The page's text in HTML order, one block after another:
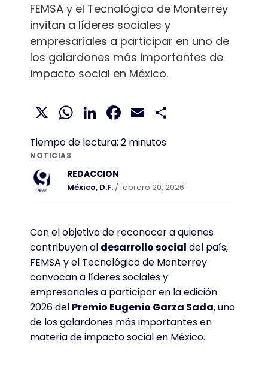
X WhatsApp
LinkedIn
Facebook
Email
Tiempo de lectura: 2 minutos
NOTICIAS
FEMSA y el Tecnológico de Monterrey
invitan a líderes sociales y
empresariales a participar en uno de
los galardones más importantes de
impacto social en México.
REDACCION
México, D.F. / febrero 20, 2026
Con el objetivo de reconocer a quienes
contribuyen al desarrollo social del país,
FEMSA y el Tecnológico de Monterrey
convocan a líderes sociales y
empresariales a participar en la edición
2026 del Premio Eugenio Garza Sada, uno
de los galardones más importantes en
materia de impacto social en México.